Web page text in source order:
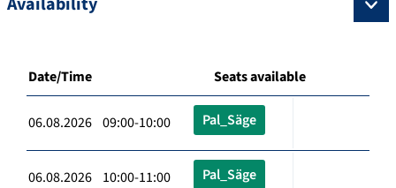
Date/Time Seats available
06.08.2026 09:00-10:00 Pal_Säge
06.08.2026 10:00-11:00 Pal_Säge